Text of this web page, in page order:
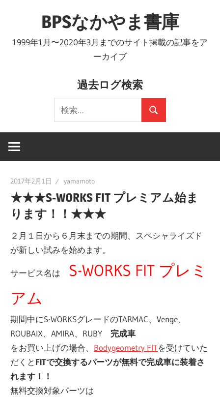
プ
BPSなかやま書庫
1999年1月〜2020年3月までのサイト掲載の記事をア
ーカイブ
過去ログ検索
索:
検
索
2017年2月1日 yamamoto
★★★S-WORKS FIT プレミアム始ま
ります！！★★★
２月１日から６月末までの期間、スペシャライズド
が新しい試みを始めます。
サービス名は S-WORKS FIT プレミ
アム
期間中にS-WORKSグレードのTARMAC、Venge、
ROUBAIX、AMIRA、RUBY 完成車
をお買い上げの場合、 Bodygeometry FITを受けていた
だくとFITで交換するパーツが無料で完成車に装着さ
れます！！
無料交換対象パーツは